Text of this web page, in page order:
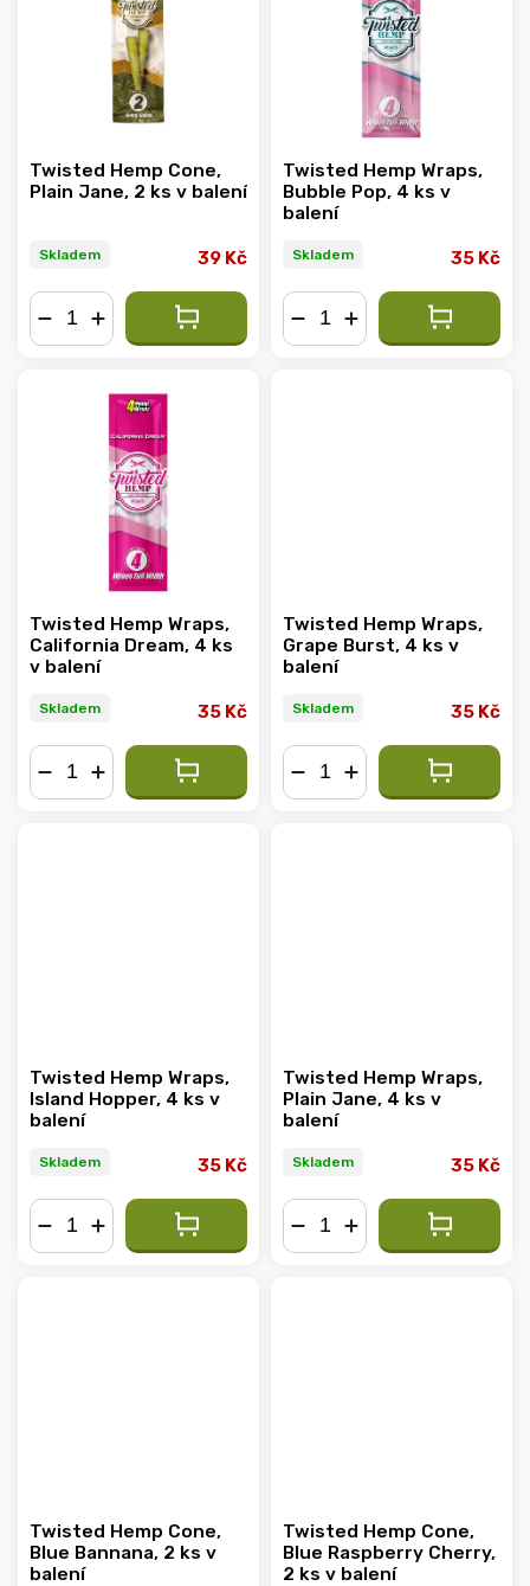
Abecedně
Twisted Hemp Cone,
Plain Jane, 2 ks v balení
Skladem 39 Kč
Twisted Hemp Wraps,
Bubble Pop, 4 ks v
balení
Skladem 35 Kč
Twisted Hemp Wraps,
California Dream, 4 ks
v balení
Skladem 35 Kč
Twisted Hemp Wraps,
Grape Burst, 4 ks v
balení
Skladem 35 Kč
Twisted Hemp Wraps,
Island Hopper, 4 ks v
balení
Skladem 35 Kč
Twisted Hemp Wraps,
Plain Jane, 4 ks v
balení
Skladem 35 Kč
Twisted Hemp Cone,
Blue Bannana, 2 ks v
balení
Twisted Hemp Cone,
Blue Raspberry Cherry,
2 ks v balení